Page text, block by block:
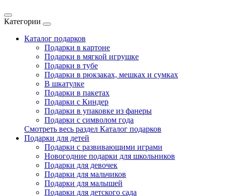
Категории
Каталог подарков
Подарки в картоне
Подарки в мягкой игрушке
Подарки в тубе
Подарки в рюкзаках, мешках и сумках
В шкатулке
Подарки в пакетах
Подарки с Киндер
Подарки в упаковке из фанеры
Подарки с символом года
Смотреть весь раздел Каталог подарков
Подарки для детей
Подарки с развивающими играми
Новогодние подарки для школьников
Подарки для девочек
Подарки для мальчиков
Подарки для малышей
Подарки для детского сада